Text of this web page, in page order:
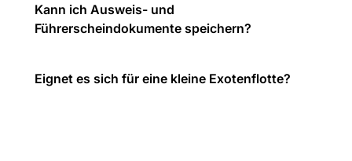
Kann ich Ausweis- und
Führerscheindokumente speichern?
Eignet es sich für eine kleine Exotenflotte?